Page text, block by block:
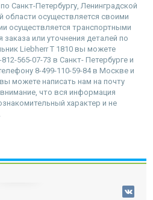
Санкт-Петербургу, Ленинградской
осуществляется своими
осуществляется транспортными
или уточнения деталей по
Liebherr T 1810 вы можете
565-07-73 в Санкт- Петербурге и
8-499-110-59-84 в Москве и
можете написать нам на почту
что вся информация
характер и не
наверх